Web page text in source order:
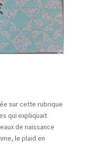
sur cette rubrique
qui expliquait
de naissance
le plaid en